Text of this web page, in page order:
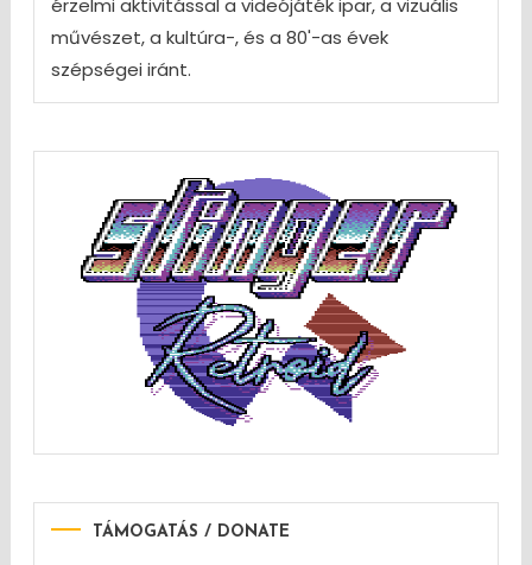
művészet, a kultúra-, és a 80'-as évek
szépségei iránt.
TÁMOGATÁS / DONATE